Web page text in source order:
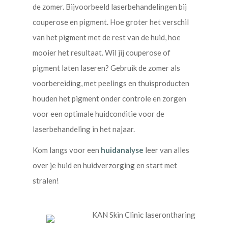
de zomer. Bijvoorbeeld laserbehandelingen bij
couperose en pigment. Hoe groter het verschil
van het pigment met de rest van de huid, hoe
mooier het resultaat. Wil jij couperose of
pigment laten laseren? Gebruik de zomer als
voorbereiding, met peelings en thuisproducten
houden het pigment onder controle en zorgen
voor een optimale huidconditie voor de
laserbehandeling in het najaar.
Kom langs voor een huidanalyse leer van alles
over je huid en huidverzorging en start met
stralen!